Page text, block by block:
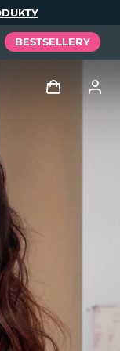
BESTSELLERY
użytkownika
urządzenia
zamówienia
Moje adresy
subskrypcje
Español
Português
體中文